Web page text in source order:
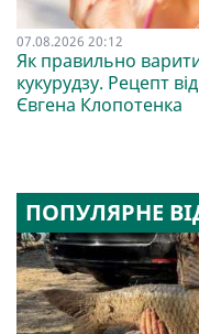
07.08.2026 20:12
Як правильно
кукурудзу. Рецепт від
Євгена Клопотенка
ПОПУЛЯРНЕ